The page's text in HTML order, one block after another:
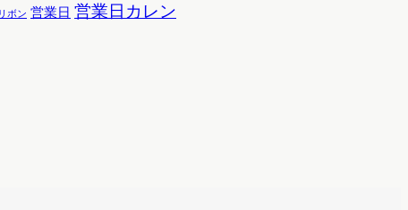
リボン 営業日 営業日カレン